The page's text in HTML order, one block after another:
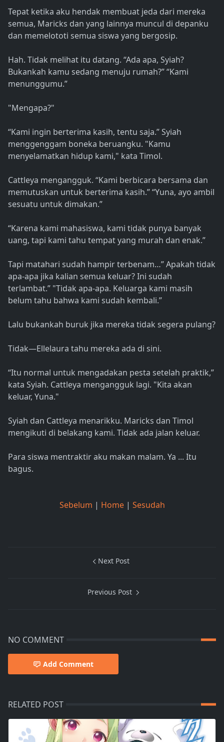
Tepat ketika aku hendak membuat jeda dari mereka
semua, Maricks dan yang lainnya muncul di depanku
dan memelototi semua siswa yang bergosip.
Hah. Tidak melihat itu datang. “Ada apa, Syiah?
Bukankah kamu sedang menuju rumah?” “Kami
menunggumu.”
"Mengapa?"
“Kami ingin berterima kasih, tentu saja.” Syiah
menggenggam boneka beruangku. "Kamu
menyelamatkan hidup kami," kata Timol.
Cattleya mengangguk. “Kami berbicara bersama dan
memutuskan untuk berterima kasih.” “Yuna, ayo ambil
sesuatu untuk dimakan.”
“Karena kami mahasiswa, kami tidak punya banyak
uang, tapi kami tahu tempat yang murah dan enak.”
Tapi matahari sudah hampir terbenam…” Apakah tidak
apa-apa jika kalian semua keluar? Ini sudah
terlambat.” "Tidak apa-apa. Keluarga kami masih
belum tahu bahwa kami sudah kembali.”
Lalu bukankah buruk jika mereka tidak segera pulang?
Tidak—Ellelaura tahu mereka ada di sini.
“Itu normal untuk mengadakan pesta setelah praktik,”
kata Syiah. Cattleya mengangguk lagi. "Kita akan
keluar, Yuna."
Syiah dan Cattleya menarikku. Maricks dan Timol
mengikuti di belakang kami. Tidak ada jalan keluar.
Para siswa mentraktir aku makan malam. Ya ... Itu
bagus.
Sebelum | Home | Sesudah
Next Post
Previous Post
NO COMMENT
Add Comment
RELATED POST